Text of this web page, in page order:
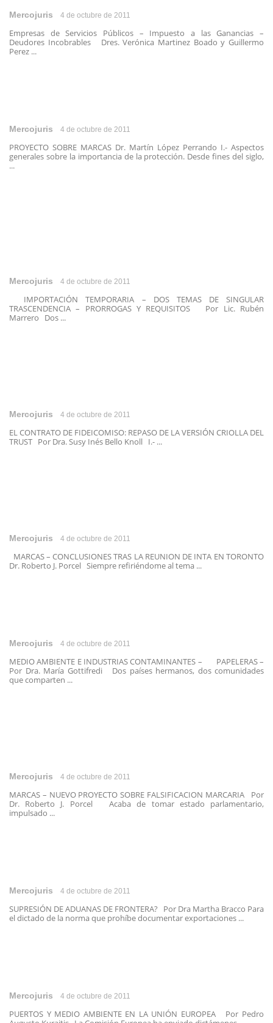
Mercojuris 4 de octubre de 2011
Empresas de Servicios Públicos – Impuesto a las Ganancias –
Deudores Incobrables Dres. Verónica Martinez Boado y Guillermo
Perez ...
Mercojuris 4 de octubre de 2011
PROYECTO SOBRE MARCAS Dr. Martín López Perrando I.- Aspectos
generales sobre la importancia de la protección. Desde fines del siglo,
...
Mercojuris 4 de octubre de 2011
IMPORTACIÓN TEMPORARIA – DOS TEMAS DE SINGULAR
TRASCENDENCIA – PRORROGAS Y REQUISITOS Por Lic. Rubén
Marrero Dos ...
Mercojuris 4 de octubre de 2011
EL CONTRATO DE FIDEICOMISO: REPASO DE LA VERSIÓN CRIOLLA DEL
TRUST Por Dra. Susy Inés Bello Knoll I.- ...
Mercojuris 4 de octubre de 2011
MARCAS – CONCLUSIONES TRAS LA REUNION DE INTA EN TORONTO
Dr. Roberto J. Porcel Siempre refiriéndome al tema ...
Mercojuris 4 de octubre de 2011
MEDIO AMBIENTE E INDUSTRIAS CONTAMINANTES – PAPELERAS –
Por Dra. María Gottifredi Dos países hermanos, dos comunidades
que comparten ...
Mercojuris 4 de octubre de 2011
MARCAS – NUEVO PROYECTO SOBRE FALSIFICACION MARCARIA Por
Dr. Roberto J. Porcel Acaba de tomar estado parlamentario,
impulsado ...
Mercojuris 4 de octubre de 2011
SUPRESIÓN DE ADUANAS DE FRONTERA? Por Dra Martha Bracco Para
el dictado de la norma que prohíbe documentar exportaciones ...
Mercojuris 4 de octubre de 2011
PUERTOS Y MEDIO AMBIENTE EN LA UNIÓN EUROPEA Por Pedro